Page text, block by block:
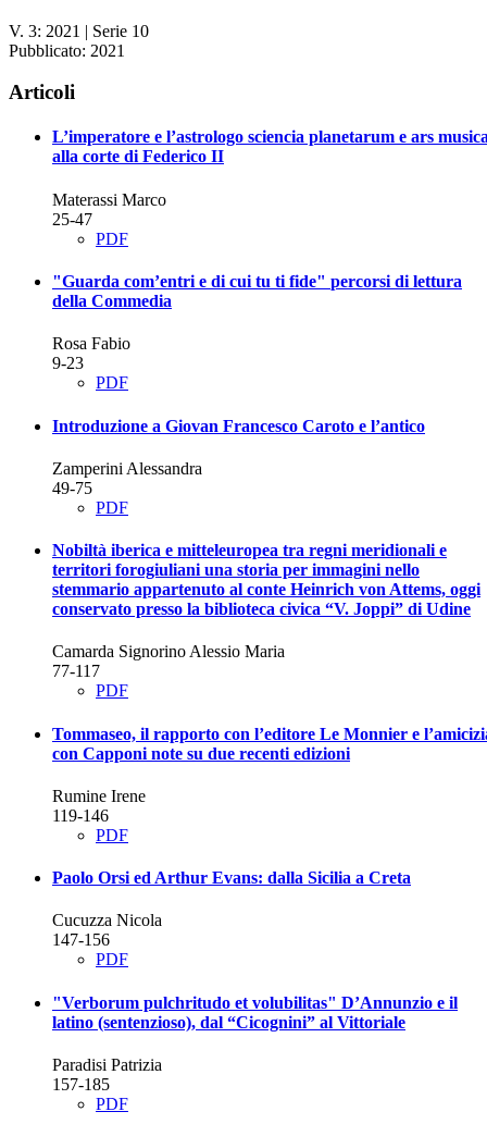
V. 3: 2021 | Serie 10
Pubblicato: 2021
Articoli
L’imperatore e l’astrologo sciencia planetarum e ars
alla corte di Federico II
Materassi Marco
25-47
PDF
"Guarda com’entri e di cui tu ti fide" percorsi di lettura
della Commedia
Rosa Fabio
9-23
PDF
Introduzione a Giovan Francesco Caroto e l’antico
Zamperini Alessandra
49-75
PDF
Nobiltà iberica e mitteleuropea tra regni meridionali e
territori forogiuliani una storia per immagini nello
stemmario appartenuto al conte Heinrich von Attems, oggi
conservato presso la biblioteca civica “V. Joppi” di Udine
Camarda Signorino Alessio Maria
77-117
PDF
Tommaseo, il rapporto con l’editore Le Monnier e
con Capponi note su due recenti edizioni
Rumine Irene
119-146
PDF
Paolo Orsi ed Arthur Evans: dalla Sicilia a Creta
Cucuzza Nicola
147-156
PDF
"Verborum pulchritudo et volubilitas" D’Annunzio e il
latino (sentenzioso), dal “Cicognini” al Vittoriale
Paradisi Patrizia
157-185
PDF